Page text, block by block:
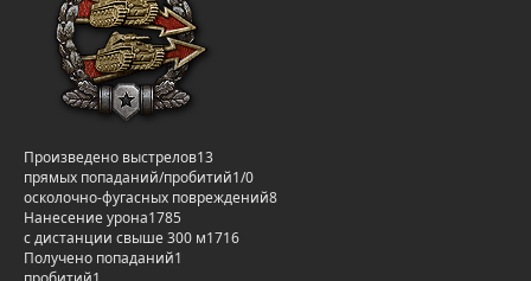
Произведено выстрелов13
прямых попаданий/пробитий1/0
осколочно-фугасных повреждений8
Нанесение урона1785
с дистанции свыше 300 м1716
Получено попаданий1